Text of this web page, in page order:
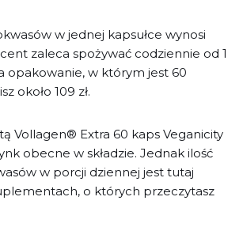
w jednej kapsułce wynosi
zaleca spożywać codziennie od 1
opakowanie, w którym jest 60
około 109 zł.
Vollagen® Extra 60 kaps Veganicity
obecne w składzie. Jednak ilość
w porcji dziennej jest tutaj
o których przeczytasz